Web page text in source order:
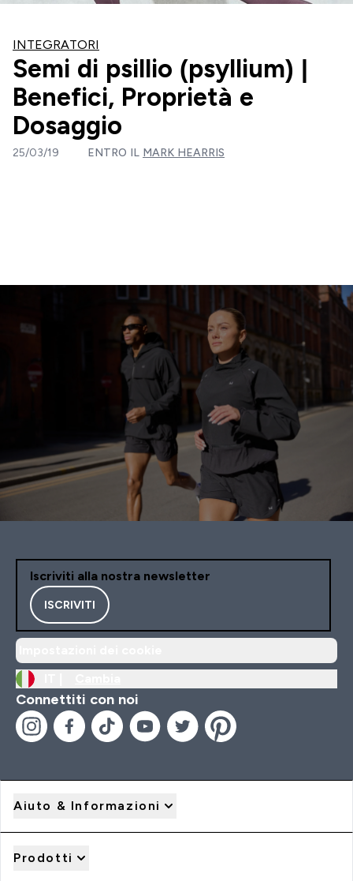
INTEGRATORI
Semi di psillio (psyllium) |
Benefici, Proprietà e
Dosaggio
25/03/19 ENTRO IL MARK HEARRIS
Iscriviti alla nostra newsletter
ISCRIVITI
Connettiti con noi
Aiuto & Informazioni
Prodotti